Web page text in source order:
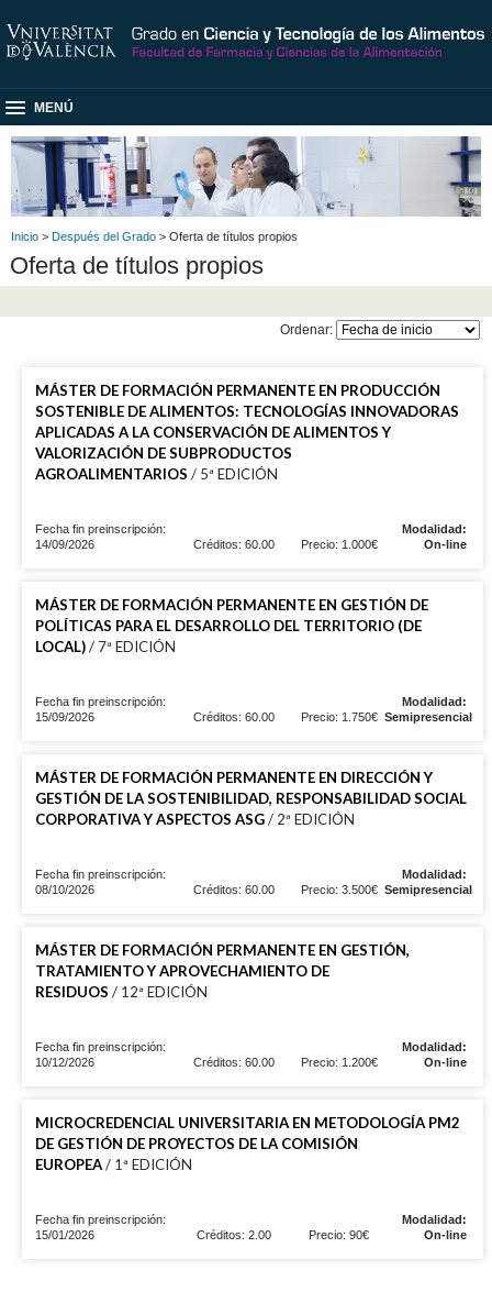
MENÚ
Inicio > Después del Grado > Oferta de títulos propios
Oferta de títulos propios
Ordenar:
MÁSTER DE FORMACIÓN PERMANENTE EN PRODUCCIÓN
SOSTENIBLE DE ALIMENTOS: TECNOLOGÍAS INNOVADORAS
APLICADAS A LA CONSERVACIÓN DE ALIMENTOS Y
VALORIZACIÓN DE SUBPRODUCTOS
AGROALIMENTARIOS / 5ª EDICIÓN
Fecha fin preinscripción:
14/09/2026
Créditos: 60.00 Precio: 1.000€
Modalidad:
On-line
MÁSTER DE FORMACIÓN PERMANENTE EN GESTIÓN DE
POLÍTICAS PARA EL DESARROLLO DEL TERRITORIO (DE
LOCAL)/ 7ª EDICIÓN
Fecha fin preinscripción:
15/09/2026
Créditos: 60.00 Precio: 1.750€
Modalidad:
Semipresencial
MÁSTER DE FORMACIÓN PERMANENTE EN DIRECCIÓN Y
GESTIÓN DE LA SOSTENIBILIDAD, RESPONSABILIDAD SOCIAL
CORPORATIVA Y ASPECTOS ASG/ 2ª EDICIÓN
Fecha fin preinscripción:
08/10/2026
Créditos: 60.00 Precio: 3.500€
Modalidad:
Semipresencial
MÁSTER DE FORMACIÓN PERMANENTE EN GESTIÓN,
TRATAMIENTO Y APROVECHAMIENTO DE
RESIDUOS / 12ª EDICIÓN
Fecha fin preinscripción:
10/12/2026
Créditos: 60.00 Precio: 1.200€
Modalidad:
On-line
MICROCREDENCIAL UNIVERSITARIA EN METODOLOGÍA PM2
DE GESTIÓN DE PROYECTOS DE LA COMISIÓN
EUROPEA/ 1ª EDICIÓN
Fecha fin preinscripción:
15/01/2026
Créditos: 2.00 Precio: 90€
Modalidad:
On-line